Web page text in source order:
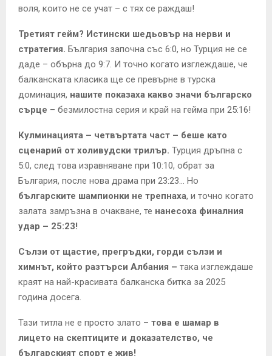
воля, които не се учат – с тях се раждаш!
Третият гейм? Истински шедьовър на нерви и
стратегия. България започна със 6:0, но Турция не се
даде – обърна до 9:7. И точно когато изглеждаше, че
балканската класика ще се превърне в турска
доминация, нашите показаха какво значи българско
сърце – безмилостна серия и край на гейма при 25:16!
Кулминацията – четвъртата част – беше като
сценарий от холивудски трилър. Турция дръпна с
5:0, след това изравняване при 10:10, обрат за
България, после нова драма при 23:23… Но
българските шампионки не трепнаха, и точно когато
залата замръзна в очакване, те нанесоха финалния
удар – 25:23!
Сълзи от щастие, прегръдки, горди сълзи и
химнът, който разтърси Албания – така изглеждаше
краят на най-красивата балканска битка за 2025
година досега.
Тази титла не е просто злато – това е шамар в
лицето на скептиците и доказателство, че
българският спорт е жив!